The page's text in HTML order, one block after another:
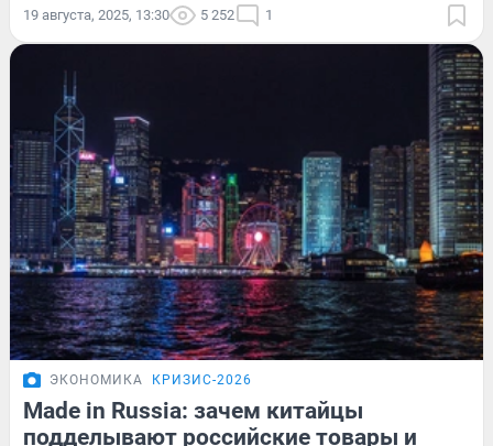
19 августа, 2025, 13:30 5 252 1
ЭКОНОМИКА КРИЗИС-2026
Made in Russia: зачем китайцы
подделывают российские товары и